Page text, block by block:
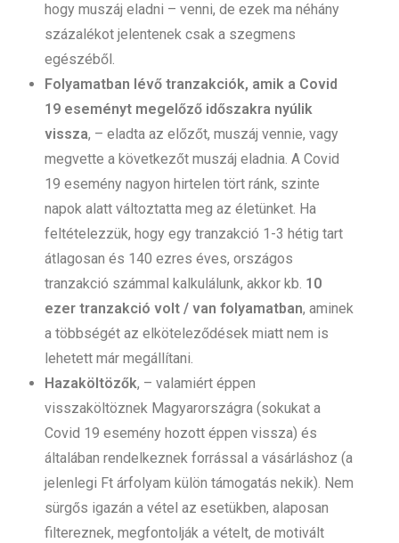
hogy muszáj eladni – venni, de ezek ma néhány
százalékot jelentenek csak a szegmens
egészéből.
Folyamatban lévő tranzakciók, amik a Covid
19 eseményt megelőző időszakra nyúlik
vissza, – eladta az előzőt, muszáj vennie, vagy
megvette a következőt muszáj eladnia. A Covid
19 esemény nagyon hirtelen tört ránk, szinte
napok alatt változtatta meg az életünket. Ha
feltételezzük, hogy egy tranzakció 1-3 hétig tart
átlagosan és 140 ezres éves, országos
tranzakció számmal kalkulálunk, akkor kb. 10
ezer tranzakció volt / van folyamatban, aminek
a többségét az elköteleződések miatt nem is
lehetett már megállítani.
Hazaköltözők, – valamiért éppen
visszaköltöznek Magyarországra (sokukat a
Covid 19 esemény hozott éppen vissza) és
általában rendelkeznek forrással a vásárláshoz (a
jelenlegi Ft árfolyam külön támogatás nekik). Nem
sürgős igazán a vétel az esetükben, alaposan
filtereznek, megfontolják a vételt, de motivált